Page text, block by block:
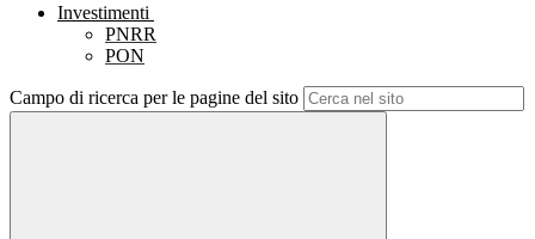
Investimenti
PNRR
PON
Campo di ricerca per le pagine del sito